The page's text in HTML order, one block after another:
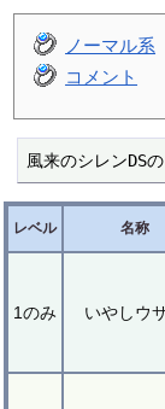
ノーマル系
コメント
風来のシレンDS
レベル 名称
1のみ いやしウ